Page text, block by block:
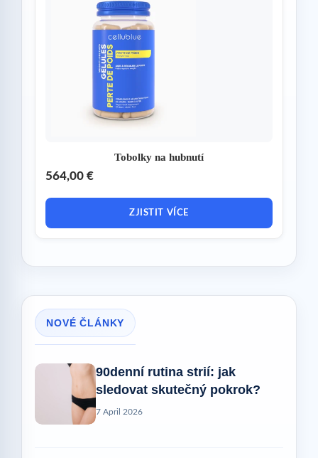
Tobolky na hubnutí
564,00 €
ZJISTIT VÍCE
NOVÉ ČLÁNKY
90denní rutina strií: jak
sledovat skutečný pokrok?
7 April 2026